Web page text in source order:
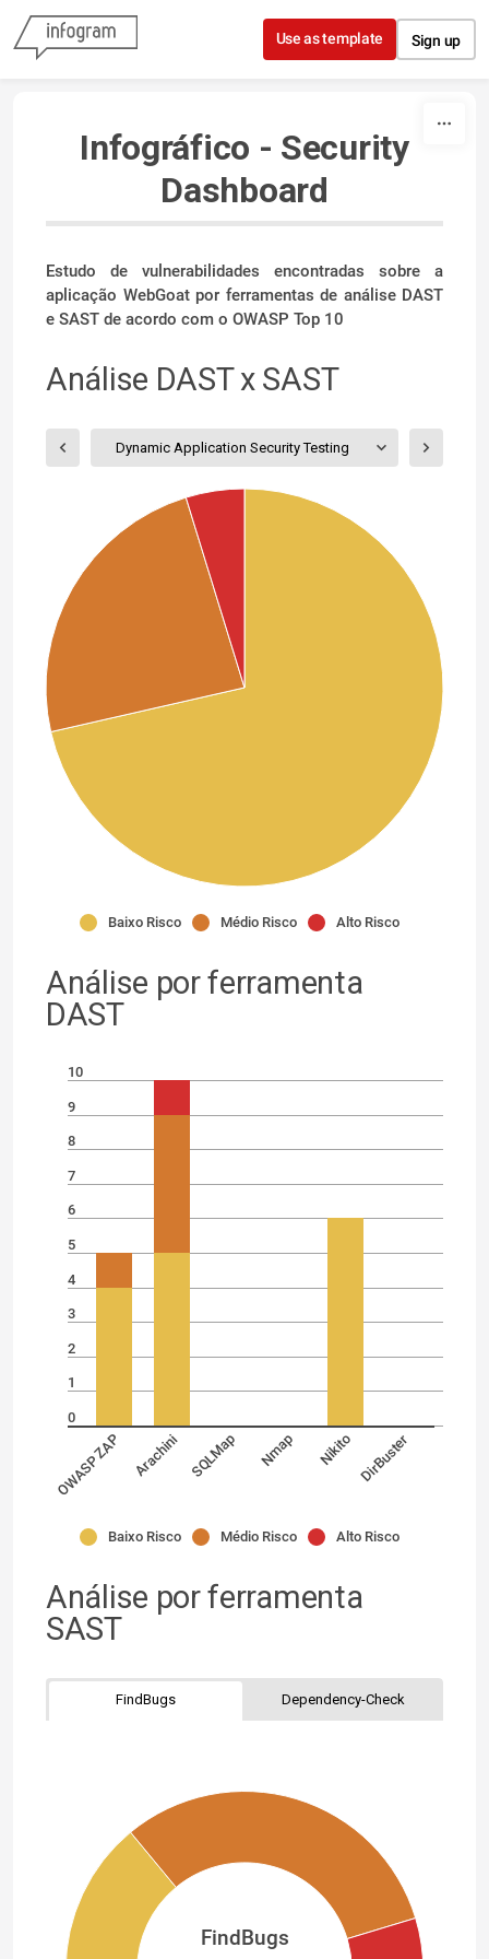
Skip to content
Use as template Sign up
Infográfico - Security
Dashboard
Estudo de vulnerabilidades encontradas sobre a
aplicação WebGoat por ferramentas de análise DAST
e SAST de acordo com o OWASP Top 10
Análise DAST x SAST
Dynamic Application Security Testing
Baixo Risco Médio Risco Alto Risco
Análise por ferramenta
DAST
10
9
8
7
6
5
4
3
2
1
0
OWASP ZAP Arachini SQLMap Nmap Nikito DirBuster
Baixo Risco Médio Risco Alto Risco
Análise por ferramenta
SAST
FindBugs Dependency-Check
FindBugs